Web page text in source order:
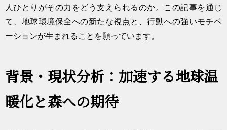
人ひとりがその力をどう支えられるのか。この記事を通じ
て、地球環境保全への新たな視点と、行動への強いモチベ
ーションが生まれることを願っています。
背景・現状分析：加速する地球温
暖化と森への期待